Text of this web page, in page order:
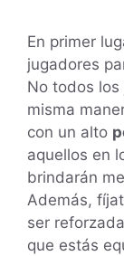
En primer
jugadores
No todos
misma
con un alto
aquellos en
brindarán
Además,
ser
que estás